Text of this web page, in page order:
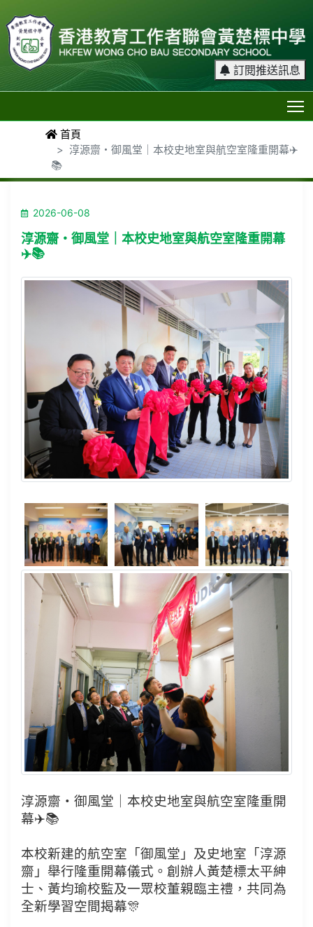
訂閱推送訊息
首頁
淳源齋・御風堂｜本校史地室與航空室隆重開幕✈️
📚
2026-06-08
淳源齋・御風堂｜本校史地室與航空室隆重開幕
✈️📚
淳源齋・御風堂｜本校史地室與航空室隆重開
幕✈️📚
本校新建的航空室「御風堂」及史地室「淳源
齋」舉行隆重開幕儀式。創辦人黃楚標太平紳
士、黃均瑜校監及一眾校董親臨主禮，共同為
全新學習空間揭幕🎊